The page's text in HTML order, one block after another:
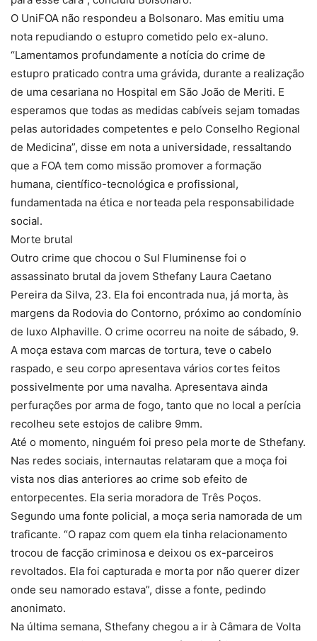
O UniFOA não respondeu a Bolsonaro. Mas emitiu uma
nota repudiando o estupro cometido pelo ex-aluno.
“Lamentamos profundamente a notícia do crime de
estupro praticado contra uma grávida, durante a realização
de uma cesariana no Hospital em São João de Meriti. E
esperamos que todas as medidas cabíveis sejam tomadas
pelas autoridades competentes e pelo Conselho Regional
de Medicina”, disse em nota a universidade, ressaltando
que a FOA tem como missão promover a formação
humana, científico-tecnológica e profissional,
fundamentada na ética e norteada pela responsabilidade
social.
Morte brutal
Outro crime que chocou o Sul Fluminense foi o
assassinato brutal da jovem Sthefany Laura Caetano
Pereira da Silva, 23. Ela foi encontrada nua, já morta, às
margens da Rodovia do Contorno, próximo ao condomínio
de luxo Alphaville. O crime ocorreu na noite de sábado, 9.
A moça estava com marcas de tortura, teve o cabelo
raspado, e seu corpo apresentava vários cortes feitos
possivelmente por uma navalha. Apresentava ainda
perfurações por arma de fogo, tanto que no local a perícia
recolheu sete estojos de calibre 9mm.
Até o momento, ninguém foi preso pela morte de Sthefany.
Nas redes sociais, internautas relataram que a moça foi
vista nos dias anteriores ao crime sob efeito de
entorpecentes. Ela seria moradora de Três Poços.
Segundo uma fonte policial, a moça seria namorada de um
traficante. “O rapaz com quem ela tinha relacionamento
trocou de facção criminosa e deixou os ex-parceiros
revoltados. Ela foi capturada e morta por não querer dizer
onde seu namorado estava”, disse a fonte, pedindo
anonimato.
Na última semana, Sthefany chegou a ir à Câmara de Volta